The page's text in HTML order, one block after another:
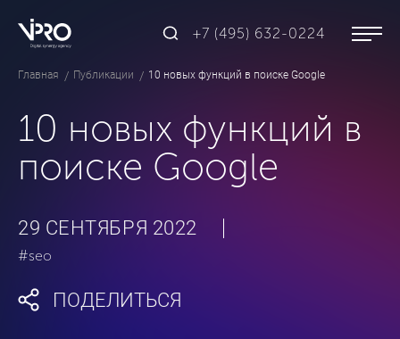
+7 (495) 632-0224
Главная Публикации 10 новых функций в поиске Google
10 новых функций в
поиске Google
29 СЕНТЯБРЯ 2022
#seo
ПОДЕЛИТЬСЯ